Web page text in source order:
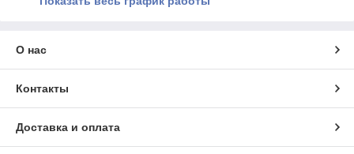
О нас
Контакты
Доставка и оплата